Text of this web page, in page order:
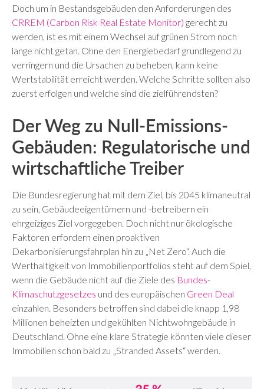
Doch um in Bestandsgebäuden den Anforderungen des
CRREM (Carbon Risk Real Estate Monitor) gerecht zu
werden, ist es mit einem Wechsel auf grünen Strom noch
lange nicht getan. Ohne den Energiebedarf grundlegend zu
verringern und die Ursachen zu beheben, kann keine
Wertstabilität erreicht werden. Welche Schritte sollten also
zuerst erfolgen und welche sind die zielführendsten?
Der Weg zu Null-Emissions-
Gebäuden: Regulatorische und
wirtschaftliche Treiber
Die Bundesregierung hat mit dem Ziel, bis 2045 klimaneutral
zu sein, Gebäudeeigentümern und -betreibern ein
ehrgeiziges Ziel vorgegeben. Doch nicht nur ökologische
Faktoren erfordern einen proaktiven
Dekarbonisierungsfahrplan hin zu „Net Zero“. Auch die
Werthaltigkeit von Immobilienportfolios steht auf dem Spiel,
wenn die Gebäude nicht auf die Ziele des Bundes-
Klimaschutzgesetzes und des europäischen Green Deal
einzahlen. Besonders betroffen sind dabei die knapp 1,98
Millionen beheizten und gekühlten Nichtwohngebäude in
Deutschland. Ohne eine klare Strategie könnten viele dieser
Immobilien schon bald zu „Stranded Assets“ werden.